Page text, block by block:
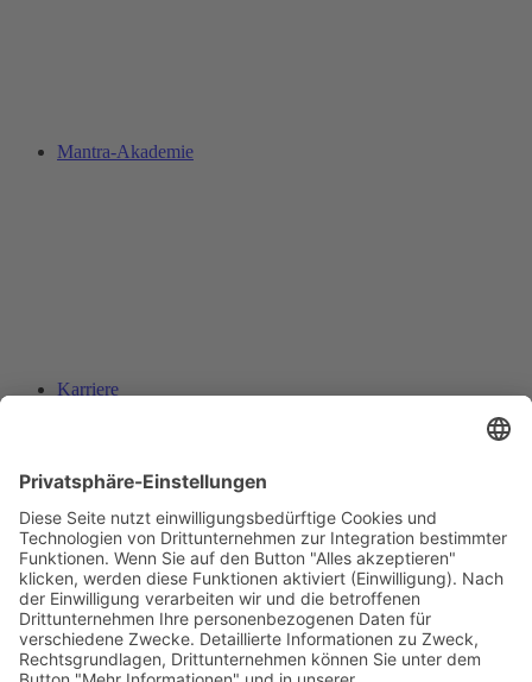
Mantra-Akademie
Karriere
Suche